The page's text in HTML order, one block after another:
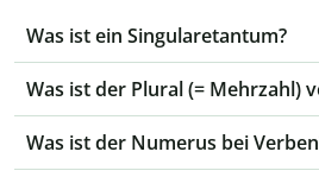
Was ist ein Singularetantum?
Was ist der Plural (= Mehrzahl)
Was ist der Numerus bei